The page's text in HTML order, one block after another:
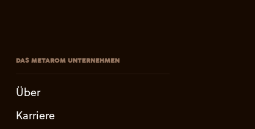
DAS METAROM UNTERNEHMEN
Über
Karriere